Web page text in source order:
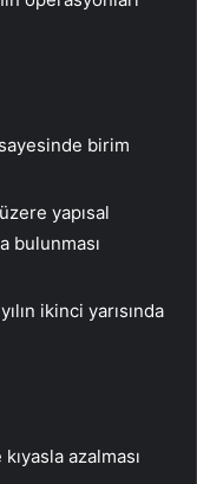
birim
yapısal
bulunması
ikinci yarısında
azalması